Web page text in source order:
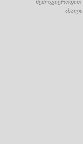
შემოგვიერთდით
ახალი